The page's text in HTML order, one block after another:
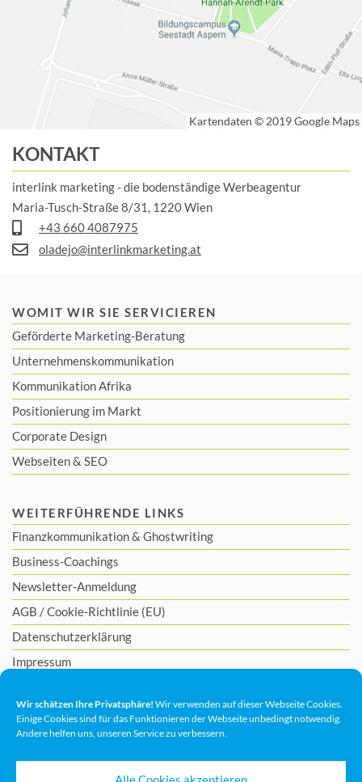
Wir schätzen Ihre Privatsphäre! Wir verwenden auf dieser Webseite Cookies.
Einige Cookies sind für das Funktionieren der Webseite unbedingt notwendig.
Andere helfen uns, unseren Service zu verbessern.
KONTAKT
interlink marketing - die bodenständige Werbeagentur
Maria-Tusch-Straße 8/31, 1220 Wien
+43 660 4087975
oladejo@interlinkmarketing.at
WOMIT WIR SIE SERVICIEREN
Geförderte Marketing-Beratung
Unternehmenskommunikation
Kommunikation Afrika
Positionierung im Markt
Corporate Design
Webseiten & SEO
WEITERFÜHRENDE LINKS
Finanzkommunikation& Ghostwriting
Business-Coachings
Newsletter-Anmeldung
AGB /Cookie-Richtlinie (EU)
Datenschutzerklärung
Impressum